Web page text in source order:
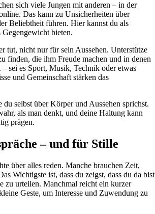
sich viele Jungen mit anderen – in der
Das kann zu Unsicherheiten über
Beliebtheit führen. Hier kannst du als
bieten.
tut, nicht nur für sein Aussehen. Unterstütze
finden, die ihm Freude machen und in denen
sei es Sport, Musik, Technik oder etwas
und Gemeinschaft stärken das
selbst über Körper und Aussehen sprichst.
als man denkt, und deine Haltung kann
prägen.
– und für Stille
über alles reden. Manche brauchen Zeit,
Wichtigste ist, dass du zeigst, dass du da bist
zu urteilen. Manchmal reicht ein kurzer
Geste, um Interesse und Zuwendung zu